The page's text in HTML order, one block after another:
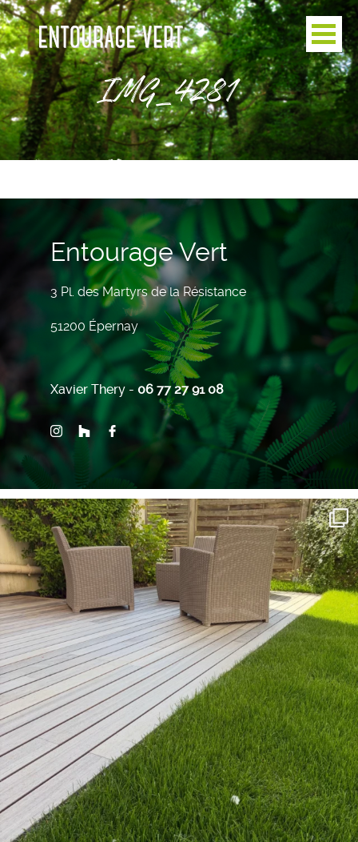
IMG_4281
Entourage Vert
3 Pl. des Martyrs de la Résistance
51200 Épernay
Xavier Thery - 06 77 27 91 08